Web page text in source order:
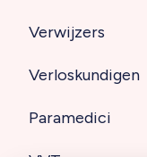
(footer)
Verwijzers
Verloskundigen
Paramedici